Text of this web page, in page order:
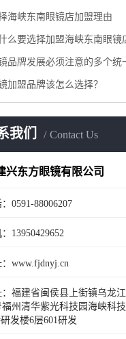
海峡东南眼镜店加盟理由
么要选择加盟海峡东南眼镜
品牌发展必须注意的多个统
加盟品牌该怎么选择？
我们 Contact Us
兴东方眼镜有限公司
0591-88006207
13950429652
：www.fjdnyj.cn
：福建省闽侯县上街镇乌龙
福州清华紫光科技园海峡科
发楼6层601研发